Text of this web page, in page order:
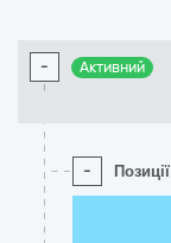
- Активний
- Позиції